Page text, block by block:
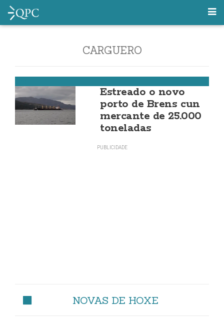
CARGUERO
Estreado o novo
porto de Brens cun
mercante de 25.000
toneladas
NOVAS DE HOXE